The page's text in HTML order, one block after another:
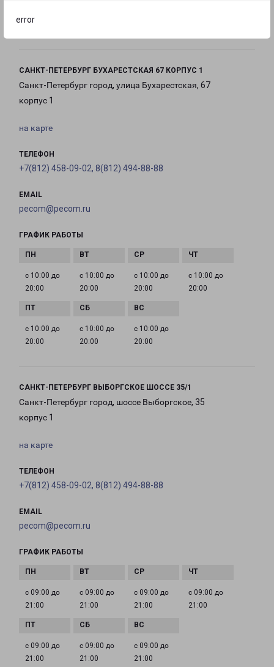
error
21:00
САНКТ-ПЕТЕРБУРГ БУХАРЕСТСКАЯ 67 КОРПУС 1
Санкт-Петербург город, улица Бухарестская, 67
корпус 1
на карте
ТЕЛЕФОН
+7(812) 458-09-02, 8(812) 494-88-88
EMAIL
pecom@pecom.ru
ГРАФИК РАБОТЫ
с 10:00 до
20:00
с 10:00 до
20:00
с 10:00 до
20:00
с 10:00 до
20:00
с 10:00 до
20:00
с 10:00 до
20:00
с 10:00 до
20:00
САНКТ-ПЕТЕРБУРГ ВЫБОРГСКОЕ ШОССЕ 35/1
Санкт-Петербург город, шоссе Выборгское, 35
корпус 1
на карте
ТЕЛЕФОН
+7(812) 458-09-02, 8(812) 494-88-88
EMAIL
pecom@pecom.ru
ГРАФИК РАБОТЫ
с 09:00 до
21:00
с 09:00 до
21:00
с 09:00 до
21:00
с 09:00 до
21:00
с 09:00 до
21:00
с 09:00 до
21:00
с 09:00 до
21:00